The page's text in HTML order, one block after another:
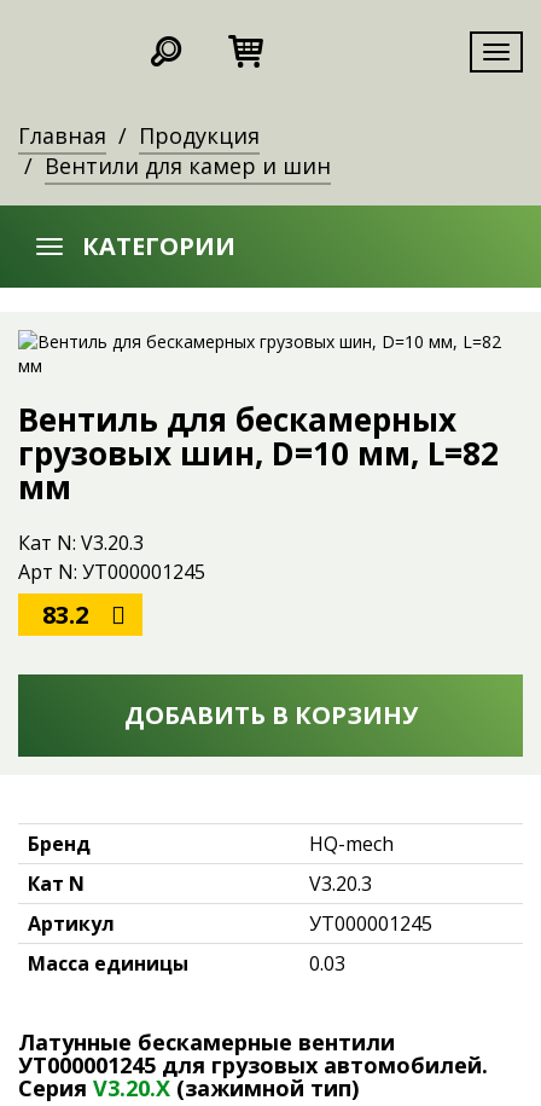
Главная
Продукция
Вентили для камер и шин
КАТЕГОРИИ
Вентиль для бескамерных
грузовых шин, D=10 мм, L=82
мм
Кат N: V3.20.3
Арт N: УТ000001245
83.2
ДОБАВИТЬ В КОРЗИНУ
Бренд
HQ-mech
Кат N
V3.20.3
Артикул
УТ000001245
Масса единицы
0.03
Латунные бескамерные вентили
УТ000001245 для грузовых автомобилей.
Серия V3.20.X (зажимной тип)